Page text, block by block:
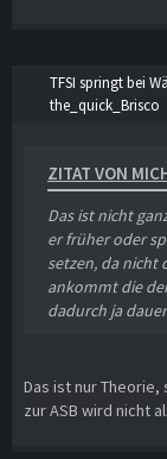
TFSI springt bei
the_quick_Brisco
ZITAT VON
Das ist nicht
er früher oder
setzen, da nicht
ankommt die
dadurch ja
Das ist nur Theorie,
zur ASB wird nicht